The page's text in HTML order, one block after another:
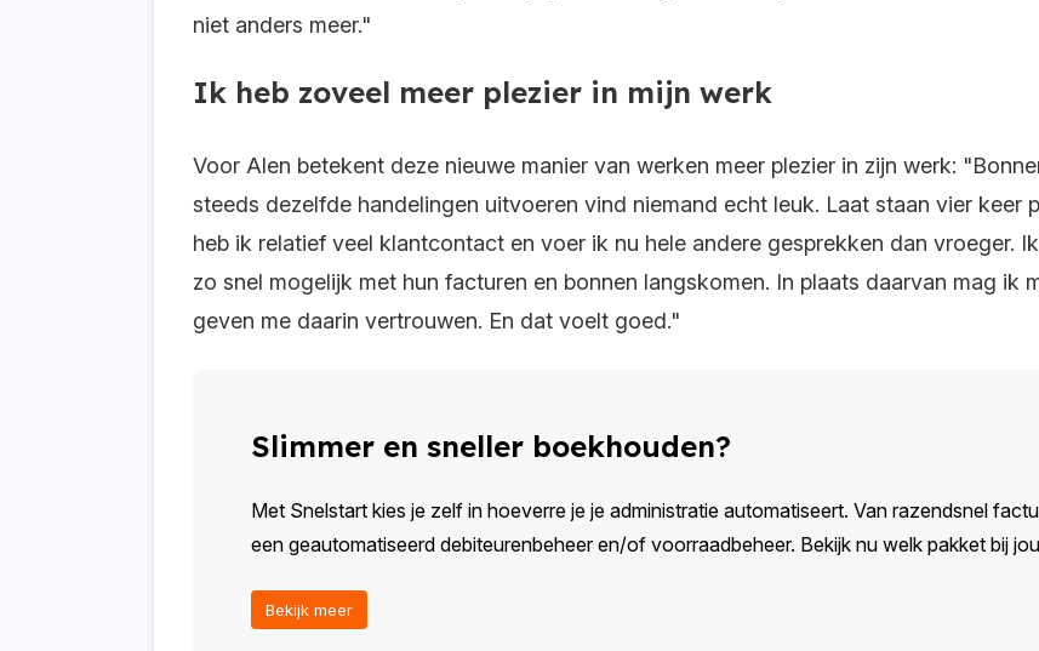
niet anders meer."
Ik heb zoveel meer plezier in mijn werk
Voor Alen betekent deze nieuwe manier van werken meer plezier in zijn werk:
steeds dezelfde handelingen uitvoeren vind niemand echt leuk. Laat staan vier keer
heb ik relatief veel klantcontact en voer ik nu hele andere gesprekken dan vroeger.
zo snel mogelijk met hun facturen en bonnen langskomen. In plaats daarvan mag ik
geven me daarin vertrouwen. En dat voelt goed."
Slimmer en sneller boekhouden?
Met Snelstart kies je zelf in hoeverre je je administratie automatiseert. Van razendsnel
een geautomatiseerd debiteurenbeheer en/of voorraadbeheer. Bekijk nu welk pakket bij
Bekijk meer